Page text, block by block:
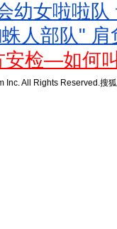
幼女啦啦
人部队"
安检—如何
Inc. All Rights Reserved.搜